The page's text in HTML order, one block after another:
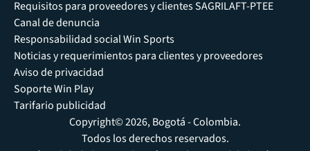
Requisitos para proveedores y clientes SAGRILAFT-PTEE
Canal de denuncia
Responsabilidad social Win Sports
Noticias y requerimientos para clientes y proveedores
Aviso de privacidad
Soporte Win Play
Tarifario publicidad
Copyright© 2026, Bogotá - Colombia.
Todos los derechos reservados.